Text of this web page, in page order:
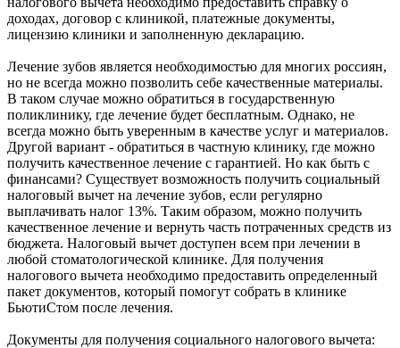
доходах, договор с клиникой, платежные документы,
лицензию клиники и заполненную декларацию.
Лечение зубов является необходимостью для многих россиян,
но не всегда можно позволить себе качественные материалы.
В таком случае можно обратиться в государственную
поликлинику, где лечение будет бесплатным. Однако, не
всегда можно быть уверенным в качестве услуг и материалов.
Другой вариант - обратиться в частную клинику, где можно
получить качественное лечение с гарантией. Но как быть с
финансами? Существует возможность получить социальный
налоговый вычет на лечение зубов, если регулярно
выплачивать налог 13%. Таким образом, можно получить
качественное лечение и вернуть часть потраченных средств из
бюджета. Налоговый вычет доступен всем при лечении в
любой стоматологической клинике. Для получения
налогового вычета необходимо предоставить определенный
пакет документов, который помогут собрать в клинике
БьютиСтом после лечения.
Документы для получения социального налогового вычета: